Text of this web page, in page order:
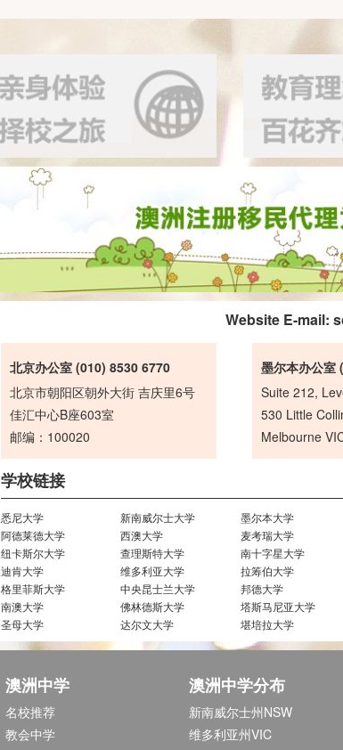
Website E-mail:
北京办公室 (010) 8530 6770
北京市朝阳区朝外大街 吉庆里6号
佳汇中心B座603室
邮编：100020
墨尔本办公室
Suite 212,
530 Little
Melbourne
学校链接
悉尼大学 新南威尔士大学 墨尔本大学
阿德莱德大学
西澳大学 麦考瑞大学
纽卡斯尔大学
查理斯特大学 南十字星大学
迪肯大学
维多利亚大学 拉筹伯大学
格里菲斯大学
中央昆士兰大学 邦德大学
南澳大学
佛林德斯大学 塔斯马尼亚大学
圣母大学
达尔文大学 堪培拉大学
澳洲中学
名校推荐
教会中学
澳洲中学分布
新南威尔士州NSW
维多利亚州VIC